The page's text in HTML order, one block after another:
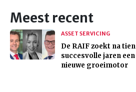
Meest recent
ASSET SERVICING
De RAIF zoekt na tien
succesvolle jaren een
nieuwe groeimotor